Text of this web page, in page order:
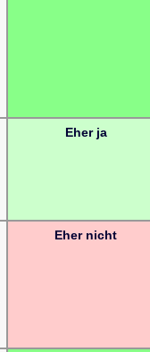
Eher ja
Eher nicht